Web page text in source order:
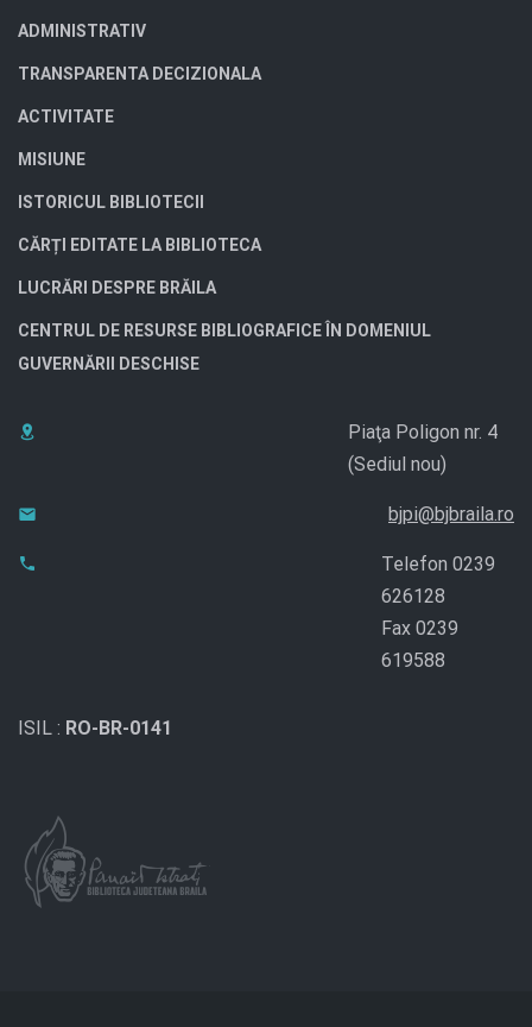
ADMINISTRATIV
TRANSPARENTA DECIZIONALA
ACTIVITATE
MISIUNE
ISTORICUL BIBLIOTECII
CĂRȚI EDITATE LA BIBLIOTECA
LUCRĂRI DESPRE BRĂILA
CENTRUL DE RESURSE BIBLIOGRAFICE ÎN DOMENIUL
GUVERNĂRII DESCHISE
Piaţa Poligon nr. 4
(Sediul nou)
bjpi@bjbraila.ro
Telefon 0239
626128
Fax 0239
619588
ISIL : RO-BR-0141